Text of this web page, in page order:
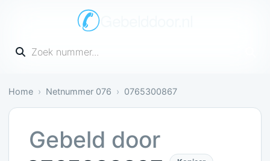
Gebelddoor.nl
Vul een telefoonnummer in
Home Netnummer 076 0765300867
Nog onbekend: Nog geen meldingen over dit
Gebeld door